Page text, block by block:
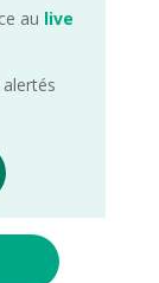
au live